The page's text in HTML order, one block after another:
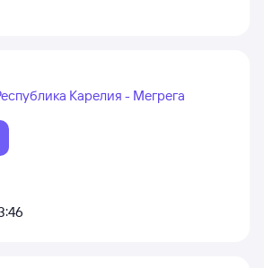
Карелия - Мегрега